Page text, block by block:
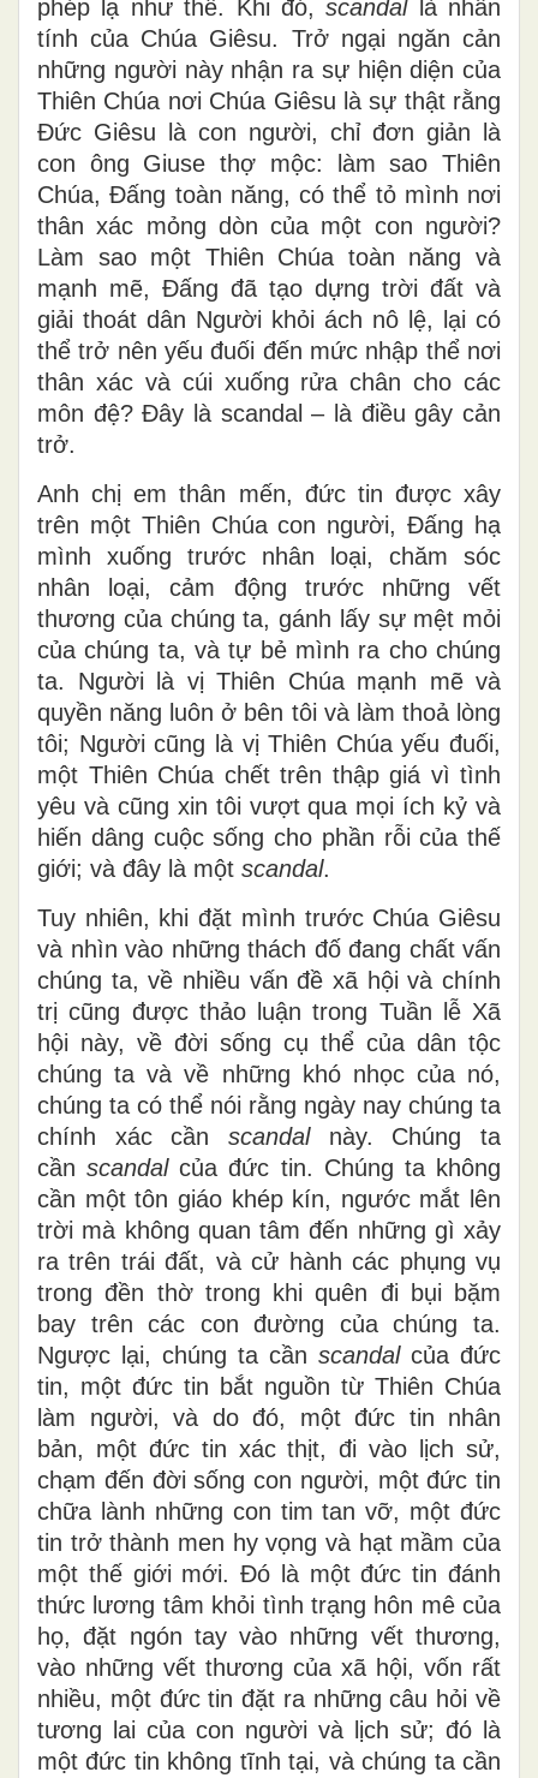
phép lạ như thế. Khi đó,scandallà nhân
tính của Chúa Giêsu. Trở ngại ngăn cản
những người này nhận ra sự hiện diện của
Thiên Chúa nơi Chúa Giêsu là sự thật rằng
Đức Giêsu là con người, chỉ đơn giản là
con ông Giuse thợ mộc: làm sao Thiên
Chúa, Đấng toàn năng, có thể tỏ mình nơi
thân xác mỏng dòn của một con người?
Làm sao một Thiên Chúa toàn năng và
mạnh mẽ, Đấng đã tạo dựng trời đất và
giải thoát dân Người khỏi ách nô lệ, lại có
thể trở nên yếu đuối đến mức nhập thể nơi
thân xác và cúi xuống rửa chân cho các
môn đệ? Đây là scandal – là điều gây cản
trở.
Anh chị em thân mến, đức tin được xây
trên một Thiên Chúa con người, Đấng hạ
mình xuống trước nhân loại, chăm sóc
nhân loại, cảm động trước những vết
thương của chúng ta, gánh lấy sự mệt mỏi
của chúng ta, và tự bẻ mình ra cho chúng
ta. Người là vị Thiên Chúa mạnh mẽ và
quyền năng luôn ở bên tôi và làm thoả lòng
tôi; Người cũng là vị Thiên Chúa yếu đuối,
một Thiên Chúa chết trên thập giá vì tình
yêu và cũng xin tôi vượt qua mọi ích kỷ và
hiến dâng cuộc sống cho phần rỗi của thế
giới; và đây là một scandal.
Tuy nhiên, khi đặt mình trước Chúa Giêsu
và nhìn vào những thách đố đang chất vấn
chúng ta, về nhiều vấn đề xã hội và chính
trị cũng được thảo luận trong Tuần lễ Xã
hội này, về đời sống cụ thể của dân tộc
chúng ta và về những khó nhọc của nó,
chúng ta có thể nói rằng ngày nay chúng ta
chính xác cần scandalnày. Chúng ta
cầnscandalcủa đức tin. Chúng ta không
cần một tôn giáo khép kín, ngước mắt lên
trời mà không quan tâm đến những gì xảy
ra trên trái đất, và cử hành các phụng vụ
trong đền thờ trong khi quên đi bụi bặm
bay trên các con đường của chúng ta.
Ngược lại, chúng ta cần scandalcủa đức
tin, một đức tin bắt nguồn từ Thiên Chúa
làm người, và do đó, một đức tin nhân
bản, một đức tin xác thịt, đi vào lịch sử,
chạm đến đời sống con người, một đức tin
chữa lành những con tim tan vỡ, một đức
tin trở thành men hy vọng và hạt mầm của
một thế giới mới. Đó là một đức tin đánh
thức lương tâm khỏi tình trạng hôn mê của
họ, đặt ngón tay vào những vết thương,
vào những vết thương của xã hội, vốn rất
nhiều, một đức tin đặt ra những câu hỏi về
tương lai của con người và lịch sử; đó là
một đức tin không tĩnh tại, và chúng ta cần